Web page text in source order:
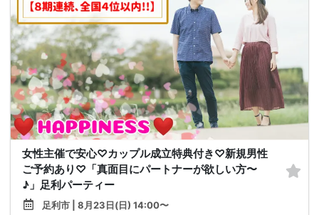
女性主催で安心♡カップル成立特典付き♡新規男性
ご予約あり♡「真面目にパートナーが欲しい方〜
♪」足利パーティー
足利市 | 8月23日(日) 14:00〜